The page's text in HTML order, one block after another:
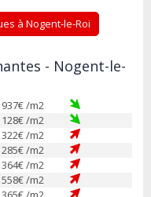
à Nogent-le-Roi
- Nogent-le-
937€ /m2
€ /m2
€ /m2
€ /m2
€ /m2
€ /m2